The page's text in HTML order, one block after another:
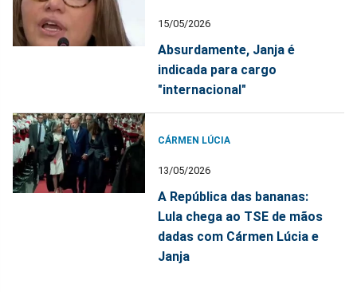
15/05/2026
Absurdamente, Janja é
indicada para cargo
"internacional"
CÁRMEN LÚCIA
13/05/2026
A República das bananas:
Lula chega ao TSE de mãos
dadas com Cármen Lúcia e
Janja